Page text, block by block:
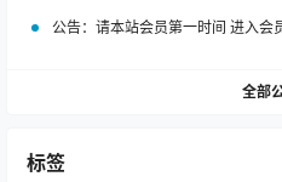
公告： 请本站会员第一时间 进入会员
全部
标签